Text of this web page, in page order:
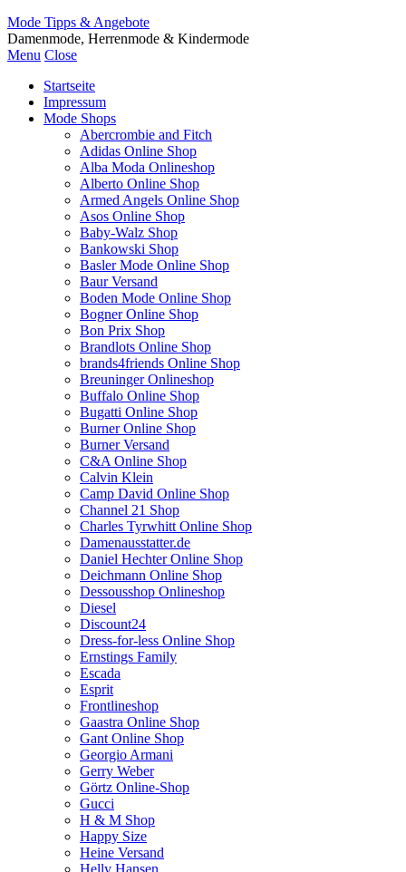
Mode Tipps & Angebote
Damenmode, Herrenmode & Kindermode
Menu Close
Startseite
Impressum
Mode Shops
Abercrombie and Fitch
Adidas Online Shop
Alba Moda Onlineshop
Alberto Online Shop
Armed Angels Online Shop
Asos Online Shop
Baby-Walz Shop
Bankowski Shop
Basler Mode Online Shop
Baur Versand
Boden Mode Online Shop
Bogner Online Shop
Bon Prix Shop
Brandlots Online Shop
brands4friends Online Shop
Breuninger Onlineshop
Buffalo Online Shop
Bugatti Online Shop
Burner Online Shop
Burner Versand
C&A Online Shop
Calvin Klein
Camp David Online Shop
Channel 21 Shop
Charles Tyrwhitt Online Shop
Damenausstatter.de
Daniel Hechter Online Shop
Deichmann Online Shop
Dessousshop Onlineshop
Diesel
Discount24
Dress-for-less Online Shop
Ernstings Family
Escada
Esprit
Frontlineshop
Gaastra Online Shop
Gant Online Shop
Georgio Armani
Gerry Weber
Görtz Online-Shop
Gucci
H & M Shop
Happy Size
Heine Versand
Helly Hansen